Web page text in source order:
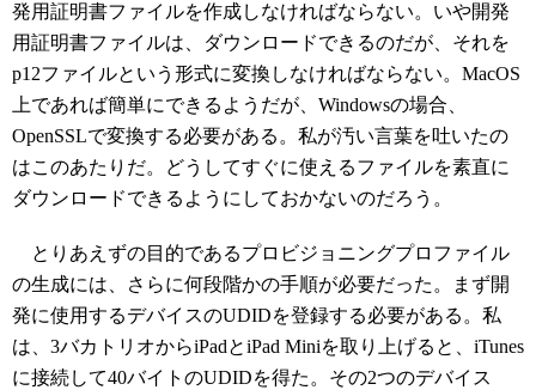
発用証明書ファイルを作成しなければならない。いや開発
用証明書ファイルは、ダウンロードできるのだが、それを
p12ファイルという形式に変換しなければならない。MacOS
上であれば簡単にできるようだが、Windowsの場合、
OpenSSLで変換する必要がある。私が汚い言葉を吐いたの
はこのあたりだ。どうしてすぐに使えるファイルを素直に
ダウンロードできるようにしておかないのだろう。
とりあえずの目的であるプロビジョニングプロファイル
の生成には、さらに何段階かの手順が必要だった。まず開
発に使用するデバイスのUDIDを登録する必要がある。私
は、3バカトリオからiPadとiPad Miniを取り上げると、iTunes
に接続して40バイトのUDIDを得た。その2つのデバイス